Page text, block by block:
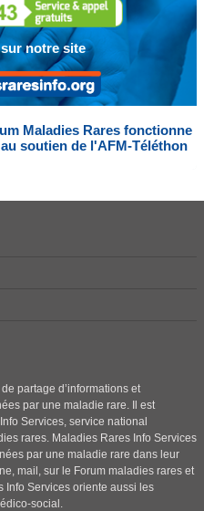
notre site
Maladies Rares fonctionne
soutien de l'AFM-Téléthon
partage d’informations et
par une maladie rare. Il est
Services, service national
rares. Maladies Rares Info Services
par une maladie rare dans leur
mail, sur le Forum maladies rares et
Info Services oriente aussi les
social.